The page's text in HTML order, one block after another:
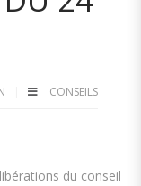
CONSEILS
du conseil